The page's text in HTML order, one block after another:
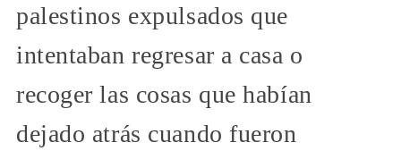
palestinos expulsados que
intentaban regresar a casa o
recoger las cosas que habían
dejado atrás cuando fueron